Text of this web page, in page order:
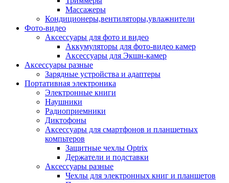
Массажеры
Кондиционеры,вентиляторы,увлажнители
Фото-видео
Аксессуары для фото и видео
Аккумуляторы для фото-видео камер
Аксессуары для Экшн-камер
Аксессуары разные
Зарядные устройства и адаптеры
Портативная электроника
Электронные книги
Наушники
Радиоприемники
Диктофоны
Аксессуары для смартфонов и планшетных
компьтеров
Защитные чехлы Optrix
Держатели и подставки
Аксессуары разные
Чехлы для электронных книг и планшетов